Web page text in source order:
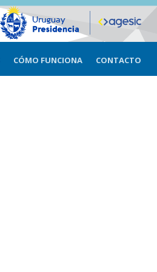
CÓMO FUNCIONA CONTACTO